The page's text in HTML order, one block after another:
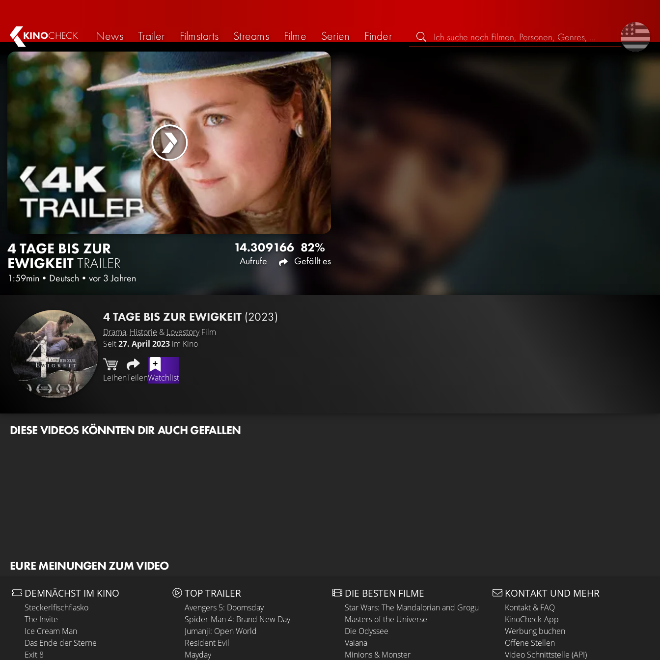
KINOCHECK News Trailer Filmstarts Streams Filme Serien Finder
4 TAGE BIS ZUR
EWIGKEITTRAILER
1:59min • Deutsch • vor 3 Jahren
14.309
Aufrufe
166 82%
Gefällt es
4 TAGE BIS ZUR EWIGKEIT (2023)
Drama, Historie & LovestoryFilm
Seit27. April 2023 im Kino
LeihenTeilenWatchlist
DIESE VIDEOS KÖNNTEN DIR AUCH GEFALLEN
EURE MEINUNGEN ZUM VIDEO
DEMNÄCHST IM KINO
Steckerlfischfiasko
The Invite
Ice Cream Man
Das Ende der Sterne
Exit 8
TOP TRAILER
Avengers 5: Doomsday
Spider-Man 4: Brand New Day
Jumanji: Open World
Resident Evil
Mayday
DIE BESTEN FILME
Star Wars: The Mandalorian and Grogu
Masters of the Universe
Die Odyssee
Vaiana
Minions & Monster
KONTAKT UND MEHR
Kontakt & FAQ
KinoCheck-App
Werbung buchen
Offene Stellen
Video Schnittstelle (API)